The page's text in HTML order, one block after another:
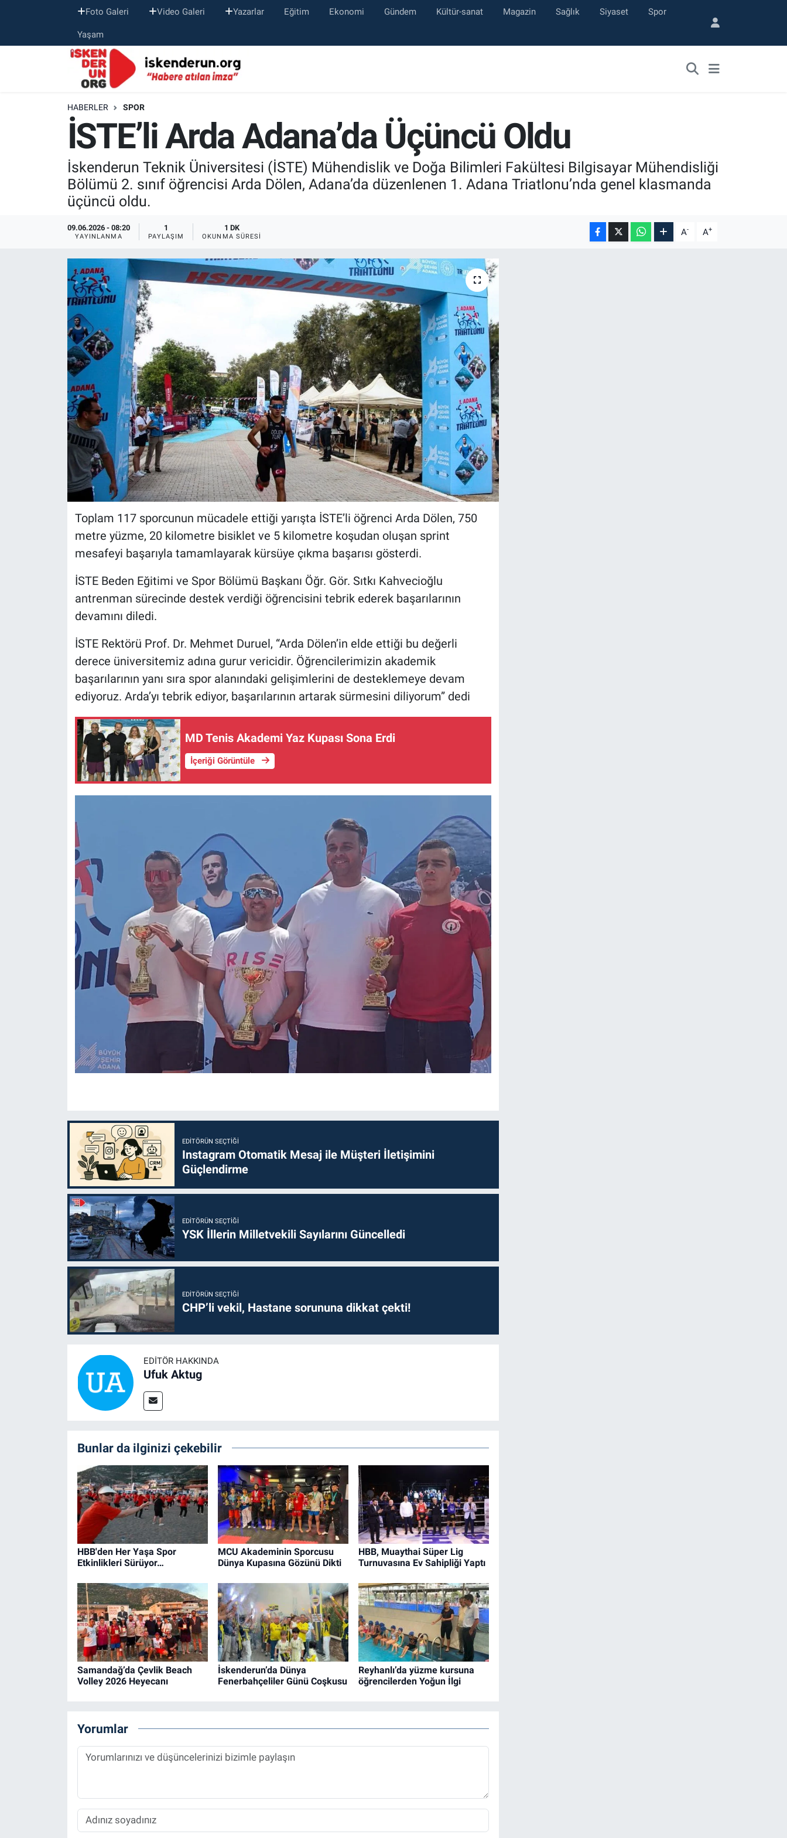
Foto Galeri Video Galeri Yazarlar Eğitim Ekonomi Gündem Kültür-sanat Magazin Sağlık Siyaset Spor
Yaşam
HABERLER SPOR
İSTE’li Arda Adana’da Üçüncü Oldu
İskenderun Teknik Üniversitesi (İSTE) Mühendislik ve Doğa Bilimleri Fakültesi Bilgisayar Mühendisliği
Bölümü 2. sınıf öğrencisi Arda Dölen, Adana’da düzenlenen 1. Adana Triatlonu’nda genel klasmanda
üçüncü oldu.
09.06.2026 - 08:20
YAYINLANMA
1
PAYLAŞIM
1 DK
OKUNMA SÜRESI A- A+
Toplam 117 sporcunun mücadele ettiği yarışta İSTE’li öğrenci Arda Dölen, 750
metre yüzme, 20 kilometre bisiklet ve 5 kilometre koşudan oluşan sprint
mesafeyi başarıyla tamamlayarak kürsüye çıkma başarısı gösterdi.
İSTE Beden Eğitimi ve Spor Bölümü Başkanı Öğr. Gör. Sıtkı Kahvecioğlu
antrenman sürecinde destek verdiği öğrencisini tebrik ederek başarılarının
devamını diledi.
İSTE Rektörü Prof. Dr. Mehmet Duruel, “Arda Dölen’in elde ettiği bu değerli
derece üniversitemiz adına gurur vericidir. Öğrencilerimizin akademik
başarılarının yanı sıra spor alanındaki gelişimlerini de desteklemeye devam
ediyoruz. Arda’yı tebrik ediyor, başarılarının artarak sürmesini diliyorum” dedi
MD Tenis Akademi Yaz Kupası Sona Erdi
İçeriği Görüntüle
EDITÖRÜN SEÇTIĞI
Instagram Otomatik Mesaj ile Müşteri İletişimini
Güçlendirme
EDITÖRÜN SEÇTIĞI
YSK İllerin Milletvekili Sayılarını Güncelledi
EDITÖRÜN SEÇTIĞI
CHP’li vekil, Hastane sorununa dikkat çekti!
EDITÖR HAKKINDA
Ufuk Aktug
Bunlar da ilginizi çekebilir
HBB'den Her Yaşa Spor
Etkinlikleri Sürüyor…
MCU Akademinin Sporcusu
Dünya Kupasına Gözünü Dikti
HBB, Muaythai Süper Lig
Turnuvasına Ev Sahipliği Yaptı
Samandağ’da Çevlik Beach
Volley 2026 Heyecanı
İskenderun’da Dünya
Fenerbahçeliler Günü Coşkusu
Reyhanlı’da yüzme kursuna
öğrencilerden Yoğun İlgi
Yorumlar